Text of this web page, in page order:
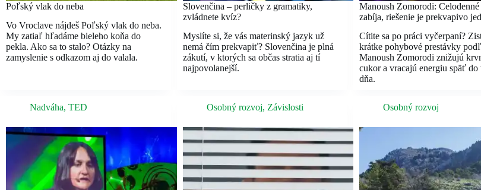
Poľský vlak do neba
Vo Vroclave nájdeš Poľský vlak do neba.
My zatiaľ hľadáme bieleho koňa do
pekla. Ako sa to stalo? Otázky na
zamyslenie s odkazom aj do valala.
Slovenčina – perličky z gramatiky,
zvládnete kvíz?
Myslíte si, že vás materinský jazyk už
nemá čím prekvapiť? Slovenčina je plná
zákutí, v ktorých sa občas stratia aj tí
najpovolanejší.
Manoush Zomorodi: Celodenné
zabíja, riešenie je prekvapivo
Cítite sa po práci vyčerpaní?
krátke pohybové prestávky
Manoush Zomorodi znižujú
cukor a vracajú energiu späť do
dňa.
Nadváha, TED Osobný rozvoj, Závislosti Osobný rozvoj